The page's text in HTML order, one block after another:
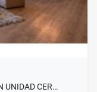
UNIDAD CER…